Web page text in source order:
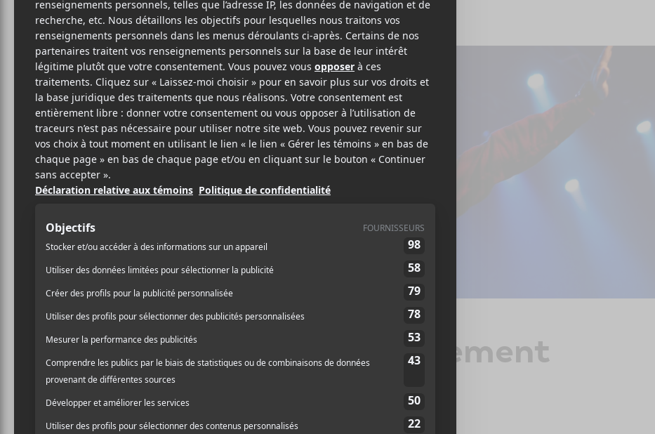
4 MARS 2020
PARARTICLE
SPONSORISÉ
/ FRANCOPHONE
/ HIP HOP / RAP
PARTAGER
F
A
C
E
O
K
T
W
I
T
R
P
R
T
R
Sceptik : humainement
bestial